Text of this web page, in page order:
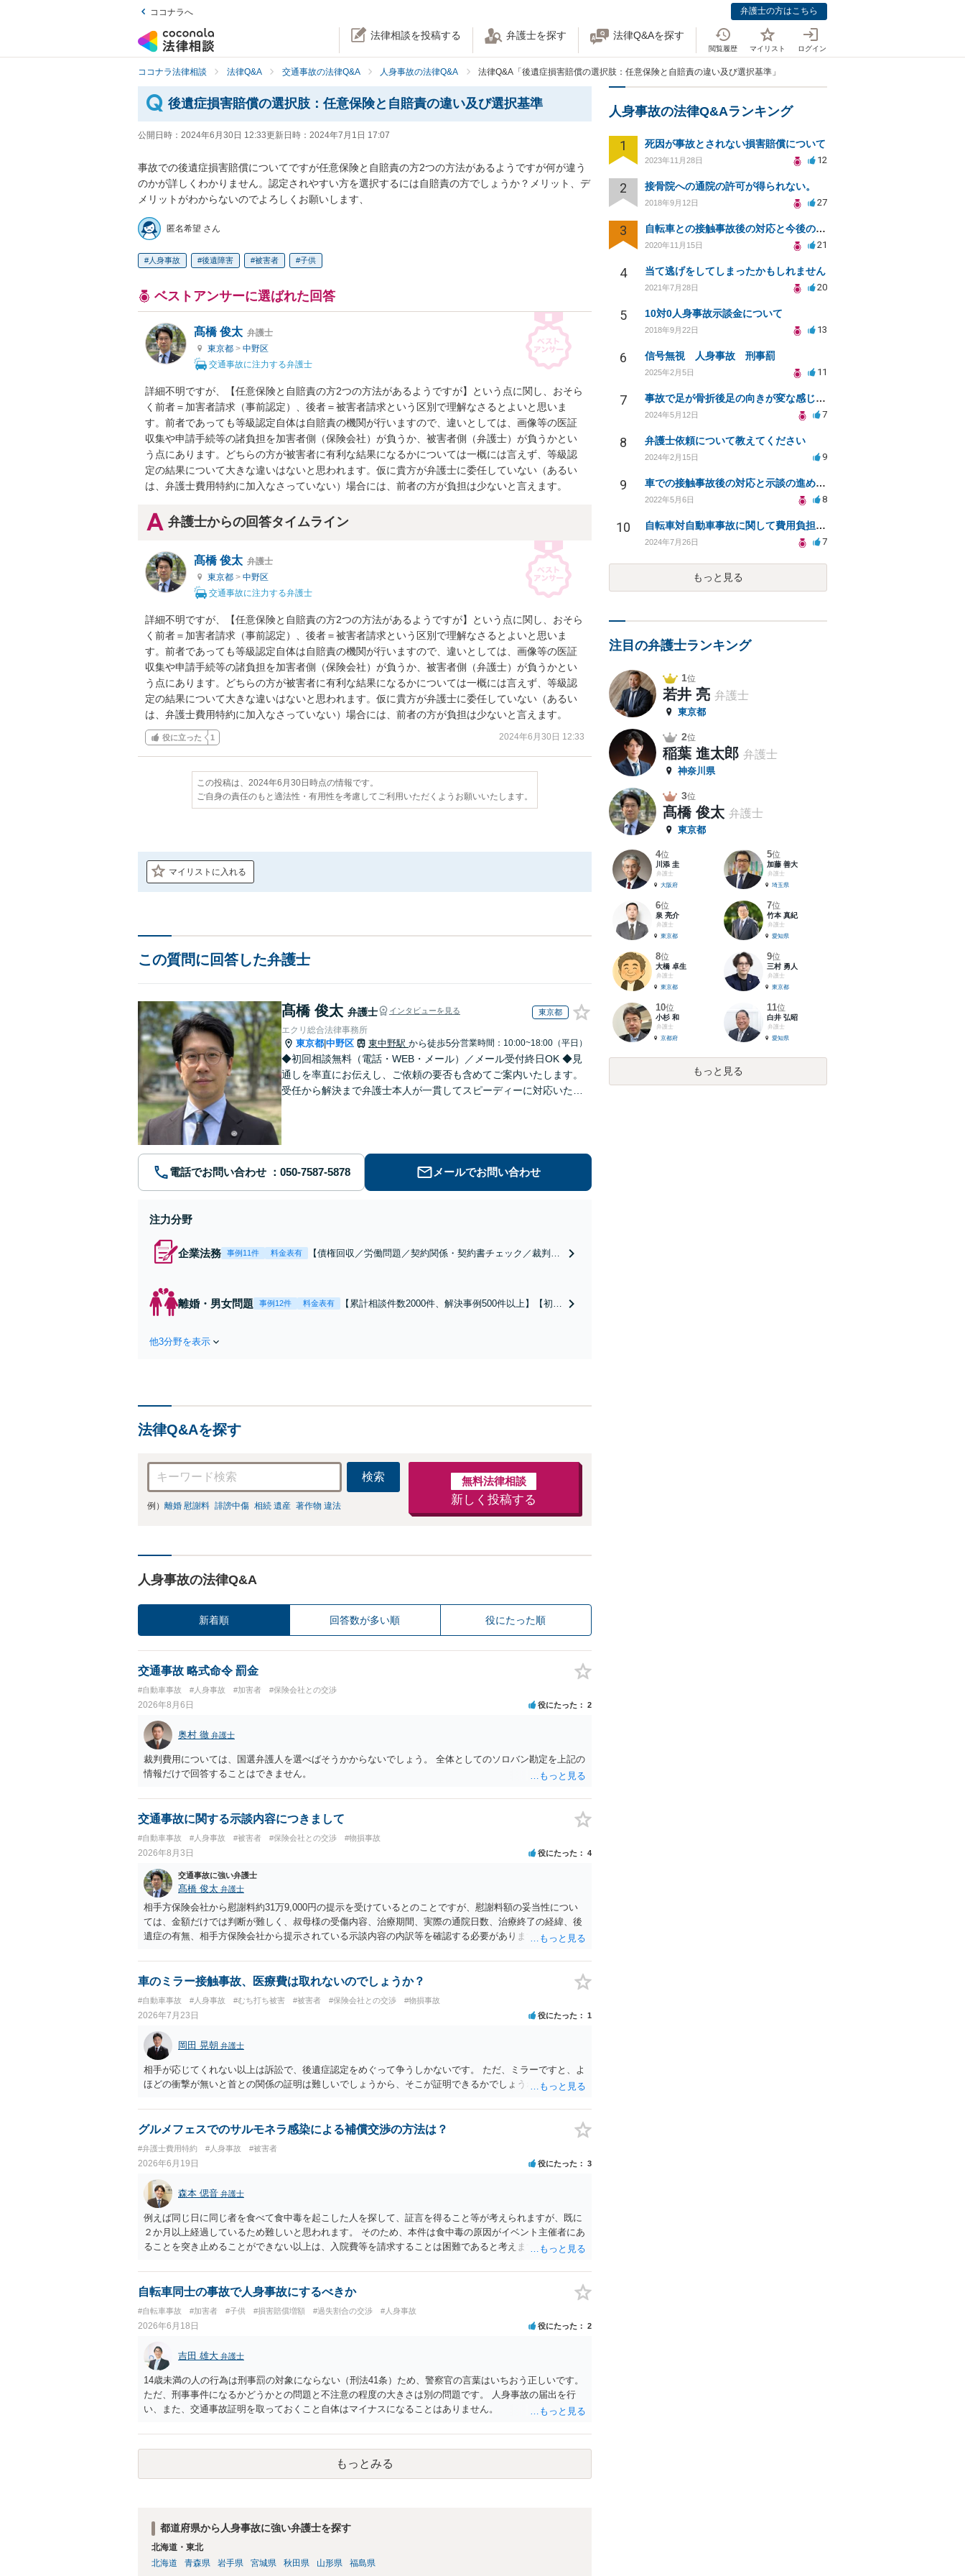
ココナラへ 弁護士の方はこちら
法律相談を投稿する 弁護士を探す 法律Q&Aを探す
閲覧履歴 マイリスト ログイン
ココナラ法律相談 法律Q&A 交通事故の法律Q&A 人身事故の法律Q&A 法律Q&A「後遺症損害賠償の選択肢：任意保険と自賠責の違い及び選択基準」
後遺症損害賠償の選択肢：任意保険と自賠責の違い及び選択基準
公開日時： 2024年6月30日 12:33更新日時： 2024年7月1日 17:07
事故での後遺症損害賠償についてですが任意保険と自賠責の方2つの方法があるようですが何が違う
のかが詳しくわかりません。認定されやすい方を選択するには自賠責の方でしょうか？メリット、デ
メリットがわからないのでよろしくお願いします、
匿名希望 さん
人身事故 後遺障害 被害者 子供
ベストアンサーに選ばれた回答
髙橋 俊太 弁護士
東京都 > 中野区
交通事故に注力する弁護士
詳細不明ですが、【任意保険と自賠責の方2つの方法があるようですが】という点に関し、おそら
く前者＝加害者請求（事前認定）、後者＝被害者請求という区別で理解なさるとよいと思いま
す。前者であっても等級認定自体は自賠責の機関が行いますので、違いとしては、画像等の医証
収集や申請手続等の諸負担を加害者側（保険会社）が負うか、被害者側（弁護士）が負うかとい
う点にあります。どちらの方が被害者に有利な結果になるかについては一概には言えず、等級認
定の結果について大きな違いはないと思われます。仮に貴方が弁護士に委任していない（あるい
は、弁護士費用特約に加入なさっていない）場合には、前者の方が負担は少ないと言えます。
弁護士からの回答タイムライン
髙橋 俊太 弁護士
東京都 > 中野区
交通事故に注力する弁護士
詳細不明ですが、【任意保険と自賠責の方2つの方法があるようですが】という点に関し、おそら
く前者＝加害者請求（事前認定）、後者＝被害者請求という区別で理解なさるとよいと思いま
す。前者であっても等級認定自体は自賠責の機関が行いますので、違いとしては、画像等の医証
収集や申請手続等の諸負担を加害者側（保険会社）が負うか、被害者側（弁護士）が負うかとい
う点にあります。どちらの方が被害者に有利な結果になるかについては一概には言えず、等級認
定の結果について大きな違いはないと思われます。仮に貴方が弁護士に委任していない（あるい
は、弁護士費用特約に加入なさっていない）場合には、前者の方が負担は少ないと言えます。
役に立った 1 2024年6月30日 12:33
この投稿は、2024年6月30日時点の情報です。
ご自身の責任のもと適法性・有用性を考慮してご利用いただくようお願いいたします。
マイリストに入れる
この質問に回答した弁護士
髙橋 俊太 弁護士 インタビューを見る 東京都
エクリ総合法律事務所
東京都 中野区 東中野駅 から徒歩5分営業時間：10:00~18:00（平日）
◆初回相談無料（電話・WEB・メール）／メール受付終日OK ◆見
通しを率直にお伝えし、ご依頼の要否も含めてご案内いたします。
受任から解決まで弁護士本人が一貫してスピーディーに対応いたし
電話でお問い合わせ メールでお問い合わせ
注力分野
企業法務 事例11件 料金表有
【債権回収／労働問題／契約関係・契約書チェック／裁判対
をお探しの方もご相談ください！【顧問経験豊富】【個別案
件も対応OK】
離婚・男女問題 事例12件 料金表有
【累計相談件数2000件、解決事例500件以上】【初回
他3分野を表示
法律Q&Aを探す
検索
例） 離婚 慰謝料 誹謗中傷 相続 遺産 著作物 違法
無料法律相談
新しく投稿する
人身事故の法律Q&A
新着順 回答数が多い順 役にたった順
交通事故 略式命令 罰金
#自動車事故 #人身事故 #加害者 #保険会社との交渉
2026年8月6日 役にたった 2
奥村 徹 弁護士
裁判費用については、国選弁護人を選べばそうかからないでしょう。 全体としてのソロバン勘定を上記の
情報だけで回答することはできません。
交通事故に関する示談内容につきまして
#自動車事故 #人身事故 #被害者 #保険会社との交渉 #物損事故
2026年8月3日 役にたった 4
交通事故に強い弁護士
髙橋 俊太 弁護士
相手方保険会社から慰謝料約31万9,000円の提示を受けているとのことですが、慰謝料額の妥当性につい
ては、金額だけでは判断が難しく、叔母様の受傷内容、治療期間、実際の通院日数、治療終了の経緯、後
遺症の有無、相手方保険会社から提示されている示談内容の内訳等を確認する必要があります。保険会社
で、以下の資料・情報を準備した上で、弁護士に個別に相談することをお勧めいたします。 ・相手方保険
会社から届いている示談金額の提示書類 ・叔母様の診断名、けがの内容 ・治療開始日及び治療終了日 ・
今回の事故で利用できる弁護士費用特約が付帯しているか なお、被害者は叔母様ご本人となりますので、
弁護士が受任する場合には、叔母様ご本人の依頼意思等を確認する必要があります。日本語での十分な意
思疎通が難しいとのことですので、そのあたりのご事情も踏まえて、依頼意思の確認方法等を検討する必
要があると思われます。
車のミラー接触事故、医療費は取れないのでしょうか？
#自動車事故 #人身事故 #むち打ち被害 #被害者 #保険会社との交渉 #物損事故
2026年7月23日 役にたった 1
岡田 晃朝 弁護士
相手が応じてくれない以上は訴訟で、後遺症認定をめぐって争うしかないです。 ただ、ミラーですと、よ
ほどの衝撃が無いと首との関係の証明は難しいでしょうから、そこが証明できるかでしょうね。
グルメフェスでのサルモネラ感染による補償交渉の方法は？
#弁護士費用特約 #人身事故 #被害者
2026年6月19日 役にたった 3
森本 偲音 弁護士
例えば同じ日に同じ者を食べて食中毒を起こした人を探して、証言を得ること等が考えられますが、既に
２か月以上経過しているため難しいと思われます。 そのため、本件は食中毒の原因がイベント主催者にあ
ることを突き止めることができない以上は、入院費等を請求することは困難であると考えます。
自転車同士の事故で人身事故にするべきか
#自転車事故 #加害者 #子供 #損害賠償増額 #過失割合の交渉 #人身事故
2026年6月18日 役にたった 2
吉田 雄大 弁護士
14歳未満の人の行為は刑事罰の対象にならない（刑法41条）ため、警察官の言葉はいちおう正しいです。
ただ、刑事事件になるかどうかとの問題と不注意の程度の大きさは別の問題です。 人身事故の届出を行
い、また、交通事故証明を取っておくこと自体はマイナスになることはありません。
もっとみる
都道府県から人身事故に強い弁護士を探す
北海道・東北
北海道
青森県 岩手県 宮城県 秋田県 山形県 福島県
人身事故の法律Q&Aランキング
1 死因が事故とされない損害賠償について
2023年11月28日 12
2 接骨院への通院の許可が得られない。
2018年9月12日 27
3 自転車との接触事故後の対応と今後のリスクについて
2020年11月15日 21
4 当て逃げをしてしまったかもしれません
2021年7月28日 20
5 10対0人身事故示談金について
2018年9月22日 13
6 信号無視 人身事故 刑事罰
2025年2月5日 11
7 事故で足が骨折後足の向きが変な感じに 後遺障害認定や慰謝料増額できるか
2024年5月12日 7
8 弁護士依頼について教えてください
2024年2月15日 9
9 車での接触事故後の対応と示談の進め方についての相談
2022年5月6日 8
10 自転車対自動車事故に関して費用負担や保険会社とのやり取りについて
2024年7月26日 7
もっと見る
注目の弁護士ランキング
1位
若井 亮 弁護士
東京都
2位
稲葉 進太郎 弁護士
神奈川県
3位
髙橋 俊太 弁護士
東京都
4位
川添 圭
弁護士
大阪府
5位
加藤 善大
弁護士
埼玉県
6位
泉 亮介
弁護士
東京都
7位
竹本 真紀
弁護士
愛知県
8位
大橋 卓生
弁護士
東京都
9位
三村 勇人
弁護士
東京都
10位
小杉 和
弁護士
京都府
11位
白井 弘昭
弁護士
愛知県
もっと見る